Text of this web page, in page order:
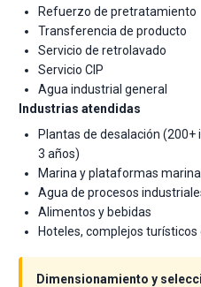
Refuerzo de pretratamiento
Transferencia de producto
Servicio de retrolavado
Servicio CIP
Agua industrial general
Industrias atendidas
Plantas de desalación (200+
3 años)
Marina y plataformas
Agua de procesos
Alimentos y bebidas
Hoteles, complejos turísticos
Dimensionamiento y